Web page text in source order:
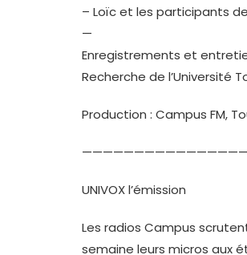
– Loïc et les participants
—
Enregistrements et
Recherche de l’Université
Production : Campus FM,
UNIVOX l’émission
Les radios Campus
semaine leurs micros aux